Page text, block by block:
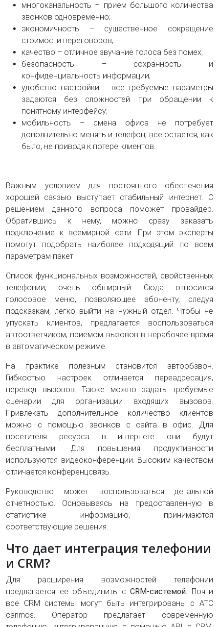
многоканальность – прием большого количества
звонков одновременно;
экономичность – существенное сокращение
стоимости переговоров;
качество – отличное звучание голоса без помех;
безопасность – сохранность и
конфиденциальность информации;
удобство настройки – все требуемые параметры
задаются без сложностей при обращении к
понятному интерфейсу;
мобильность – смена офиса не потребует
дополнительно менять и телефон, все остается, как
было, не приводя к потере клиентов.
Важным условием для постоянного обеспечения
хорошей связью выступает стабильный интернет. С
решением данного вопроса поможет провайдер.
Обратившись к нему, можно сразу заказать
подключение к всемирной сети. При этом эксперты
помогут подобрать наиболее подходящий по всем
параметрам пакет.
Список функциональных возможностей, свойственных
телефонии, очень обширный. Сюда относится
голосовое меню, позволяющее абоненту, следуя
подсказкам, легко выйти на нужный отдел. Чтобы не
упускать клиентов, предлагается воспользоваться
автоответчиком, приемом вызовов в нерабочее время
в автоматическом режиме.
На практике полезным становится автообзвон.
Гибкостью настроек отличается переадресация,
перевод вызовов. Также можно задать требуемые
сценарии для организации входящих вызовов.
Привлекать дополнительное количество клиентов
можно с помощью звонков с сайта в офис. Для
посетителя ресурса в интернете они будут
бесплатными. Для повышения продуктивности
используются видеоконференции. Высоким качеством
отличается конференцсвязь.
Руководство может воспользоваться детальной
отчетностью. Основываясь на предоставленную в
статистике информацию, принимаются
соответствующие решения.
Что дает интеграция телефонии
и CRM?
Для расширения возможностей телефонии
предлагается ее объединить сCRM-системой.
Почти
все CRM системы могут быть интегрированы с АТС
canmos. Оператор предлагает современную